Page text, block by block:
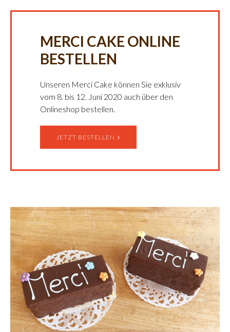
MERCI CAKE ONLINE
BESTELLEN
Unseren Merci Cake können Sie exklusiv
vom 8. bis 12. Juni 2020 auch über den
Onlineshop bestellen.
JETZT BESTELLEN